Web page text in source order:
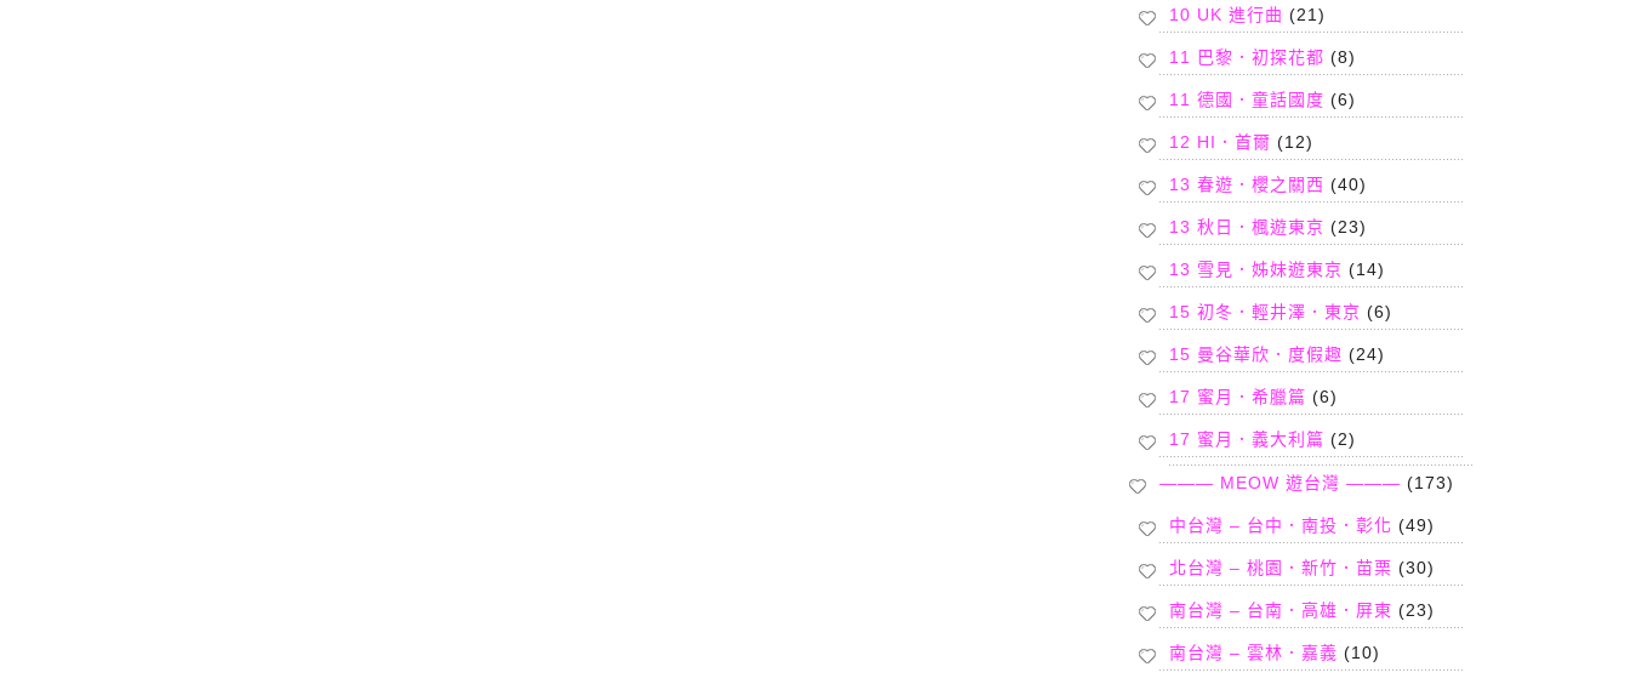
10 UK 進行曲 (21)
11 巴黎．初探花都 (8)
11 德國．童話國度 (6)
12 HI．首爾 (12)
13 春遊．櫻之關西 (40)
13 秋日．楓遊東京 (23)
13 雪見．姊妹遊東京 (14)
15 初冬．輕井澤．東京 (6)
15 曼谷華欣．度假趣 (24)
17 蜜月．希臘篇 (6)
17 蜜月．義大利篇 (2)
——— MEOW 遊台灣 ——— (173)
中台灣 – 台中．南投．彰化 (49)
北台灣 – 桃園．新竹．苗栗 (30)
南台灣 – 台南．高雄．屏東 (23)
南台灣 – 雲林．嘉義 (10)